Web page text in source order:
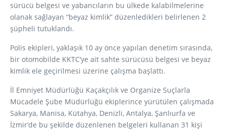
sürücü belgesi ve yabancıların bu ülkede kalabilmelerine
olanak sağlayan “beyaz kimlik” düzenledikleri belirlenen 2
şüpheli tutuklandı.
Polis ekipleri, yaklaşık 10 ay önce yapılan denetim sırasında,
bir otomobilde KKTC’ye ait sahte sürücüsü belgesi ve beyaz
kimlik ele geçirilmesi üzerine çalışma başlattı.
İl Emniyet Müdürlüğü Kaçakçılık ve Organize Suçlarla
Mücadele Şube Müdürlüğü ekiplerince yürütülen çalışmada
Sakarya, Manisa, Kütahya, Denizli, Antalya, Şanlıurfa ve
İzmir’de bu şekilde düzenlenen belgeleri kullanan 31 kişi